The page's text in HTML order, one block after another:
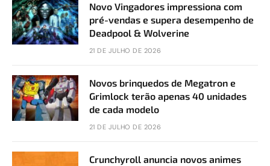
Novo Vingadores impressiona com
pré-vendas e supera desempenho de
Deadpool & Wolverine
21 DE JULHO DE 2026
Novos brinquedos de Megatron e
Grimlock terão apenas 40 unidades
de cada modelo
21 DE JULHO DE 2026
Crunchyroll anuncia novos animes